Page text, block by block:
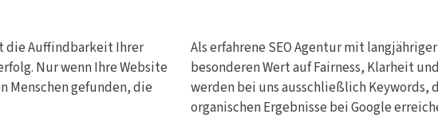
die Auffindbarkeit Ihrer
Nur wenn Ihre Website
Menschen gefunden, die
Als erfahrene SEO Agentur mit
besonderen Wert auf Fairness, Klarheit
werden bei uns ausschließlich Keywords,
organischen Ergebnisse bei Google